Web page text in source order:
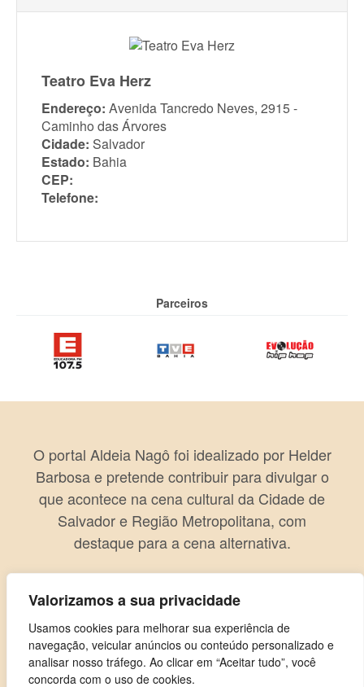
Valorizamos a sua privacidade
Usamos cookies para melhorar sua experiência de
navegação, veicular anúncios ou conteúdo personalizado e
analisar nosso tráfego. Ao clicar em “Aceitar tudo”, você
concorda com o uso de cookies.
Teatro Eva Herz
Endereço: Avenida Tancredo Neves, 2915 -
Caminho das Árvores
Cidade: Salvador
Estado: Bahia
CEP:
Telefone:
Parceiros
O portal Aldeia Nagô foi idealizado por Helder
Barbosa e pretende contribuir para divulgar o
que acontece na cena cultural da Cidade de
Salvador e Região Metropolitana, com
destaque para a cena alternativa.